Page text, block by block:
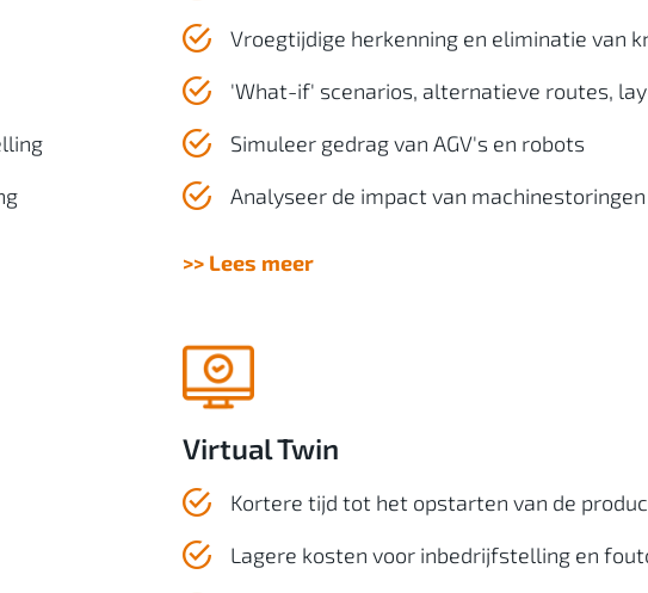
Vroegtijdige herkenning en eliminatie van
'What-if' scenarios, alternatieve routes,
Simuleer gedrag van AGV's en robots
Analyseer de impact van machinestoringen
>> Lees meer
Virtual Twin
Kortere tijd tot het opstarten van de
Lagere kosten voor inbedrijfstelling en